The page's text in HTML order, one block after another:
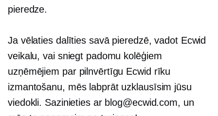
pieredze.
Ja vēlaties dalīties savā pieredzē, vadot Ecwid
veikalu, vai sniegt padomu kolēģiem
uzņēmējiem par pilnvērtīgu Ecwid rīku
izmantošanu, mēs labprāt uzklausīsim jūsu
viedokli. Sazinieties ar blog@ecwid.com, un